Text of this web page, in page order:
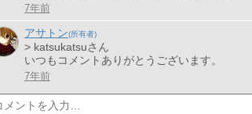
7年前
アサトン
> katsukatsuさん
いつもコメントありがとうございます。
7年前